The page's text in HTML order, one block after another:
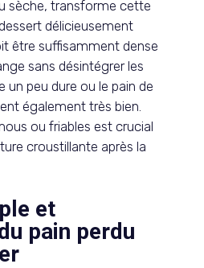
sèche, transforme cette
délicieusement
être suffisamment dense
sans désintégrer les
peu dure ou le pain de
également très bien.
ou friables est crucial
croustillante après la
et
pain perdu